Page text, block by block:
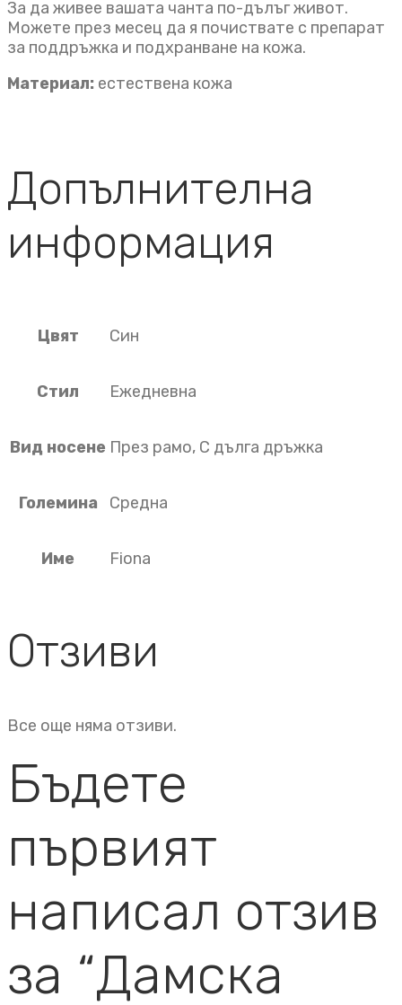
За да живее вашата чанта по-дълъг живот.
Можете през месец да я почиствате с препарат
за поддръжка и подхранване на кожа.
Материал: естествена кожа
Допълнителна
информация
Цвят Син
Стил Ежедневна
Вид носене През рамо, С дълга дръжка
Големина Средна
Име Fiona
Отзиви
Все още няма отзиви.
Бъдете
първият
написал отзив
за “Дамска